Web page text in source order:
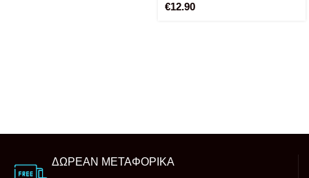
€12.90
ΔΩΡΕΑΝ ΜΕΤΑΦΟΡΙΚΑ